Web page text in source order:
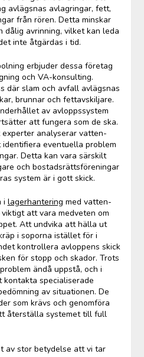
avlägsnas avlagringar, fett,
från rören. Detta minskar
dålig avrinning, vilket kan leda
inte åtgärdas i tid.
erbjuder dessa företag
och VA-konsulting.
där slam och avfall avlägsnas
brunnar och fettavskiljare.
av avloppssystem
att fungera som de ska.
analyserar vatten-
eventuella problem
Detta kan vara särskilt
och bostadsrättsföreningar
system är i gott skick.
i lagerhantering med vatten-
att vara medveten om
Att undvika att hälla ut
i soporna istället för i
kontrollera avloppens skick
för stopp och skador. Trots
ändå uppstå, och i
specialiserade
av situationen. De
som krävs och genomföra
återställa systemet till full
av stor betydelse att vi tar